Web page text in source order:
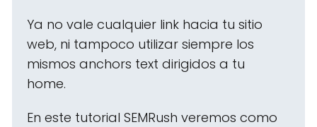
Ya no vale cualquier link hacia tu sitio
web, ni tampoco utilizar siempre los
mismos anchors text dirigidos a tu
home.
En este tutorial SEMRush veremos como